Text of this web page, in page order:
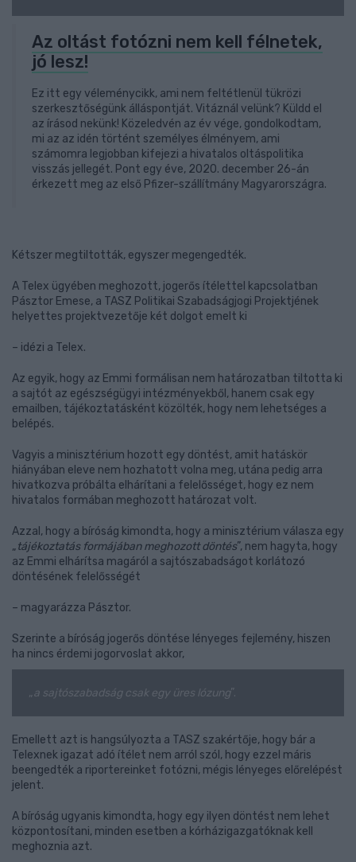
Az oltást fotózni nem kell félnetek,
jó lesz!
Ez itt egy véleménycikk, ami nem feltétlenül tükrözi
szerkesztőségünk álláspontját. Vitáznál velünk? Küldd el
az írásod nekünk! Közeledvén az év vége, gondolkodtam,
mi az az idén történt személyes élményem, ami
számomra legjobban kifejezi a hivatalos oltáspolitika
visszás jellegét. Pont egy éve, 2020. december 26-án
érkezett meg az első Pfizer-szállítmány Magyarországra.
Kétszer megtiltották, egyszer megengedték.
A Telex ügyében meghozott, jogerős ítélettel kapcsolatban
Pásztor Emese, a TASZ Politikai Szabadságjogi Projektjének
helyettes projektvezetője két dolgot emelt ki
– idézi a Telex.
Az egyik, hogy az Emmi formálisan nem határozatban tiltotta ki
a sajtót az egészségügyi intézményekből, hanem csak egy
emailben, tájékoztatásként közölték, hogy nem lehetséges a
belépés.
Vagyis a minisztérium hozott egy döntést, amit hatáskör
hiányában eleve nem hozhatott volna meg, utána pedig arra
hivatkozva próbálta elhárítani a felelősséget, hogy ez nem
hivatalos formában meghozott határozat volt.
Azzal, hogy a bíróság kimondta, hogy a minisztérium válasza egy
„tájékoztatás formájában meghozott döntés”, nem hagyta, hogy
az Emmi elhárítsa magáról a sajtószabadságot korlátozó
döntésének felelősségét
– magyarázza Pásztor.
Szerinte a bíróság jogerős döntése lényeges fejlemény, hiszen
ha nincs érdemi jogorvoslat akkor,
„a sajtószabadság csak egy üres lózung”.
Emellett azt is hangsúlyozta a TASZ szakértője, hogy bár a
Telexnek igazat adó ítélet nem arról szól, hogy ezzel máris
beengedték a riportereinket fotózni, mégis lényeges előrelépést
jelent.
A bíróság ugyanis kimondta, hogy egy ilyen döntést nem lehet
központosítani, minden esetben a kórházigazgatóknak kell
meghoznia azt.